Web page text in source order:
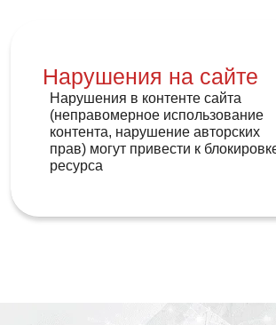
Нарушения на сайте
Нарушения в контенте сайта
(неправомерное использование
контента, нарушение авторских
прав) могут привести к
ресурса